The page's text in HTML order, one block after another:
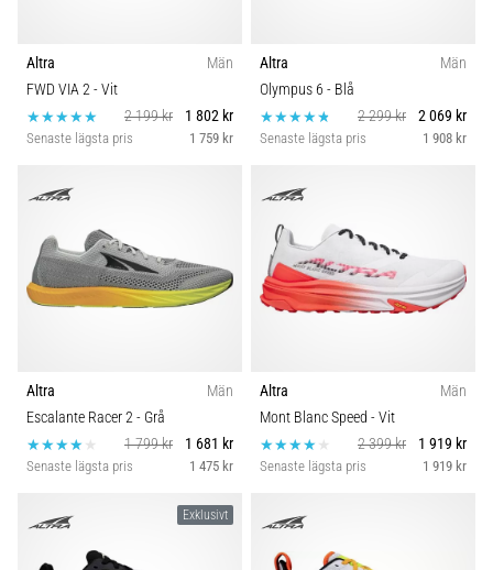
Altra
Män
FWD VIA 2- Vit
2 199 kr
1 802 kr
Senaste lägsta pris 1 759 kr
Altra
Män
Olympus 6 - Blå
2 299 kr
2 069 kr
Senaste lägsta pris 1 908 kr
Altra
Män
Escalante Racer 2- Grå
1 799 kr
1 681 kr
Senaste lägsta pris 1 475 kr
Altra
Män
Mont Blanc Speed - Vit
2 399 kr
1 919 kr
Senaste lägsta pris 1 919 kr
Exklusivt